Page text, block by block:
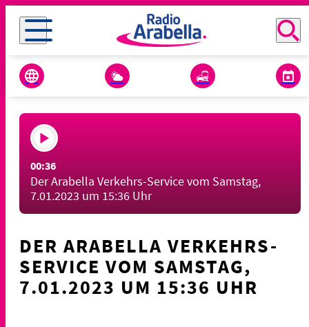
00:36
Der Arabella Verkehrs-Service vom Samstag,
7.01.2023 um 15:36 Uhr
DER ARABELLA VERKEHRS-
SERVICE VOM SAMSTAG,
7.01.2023 UM 15:36 UHR